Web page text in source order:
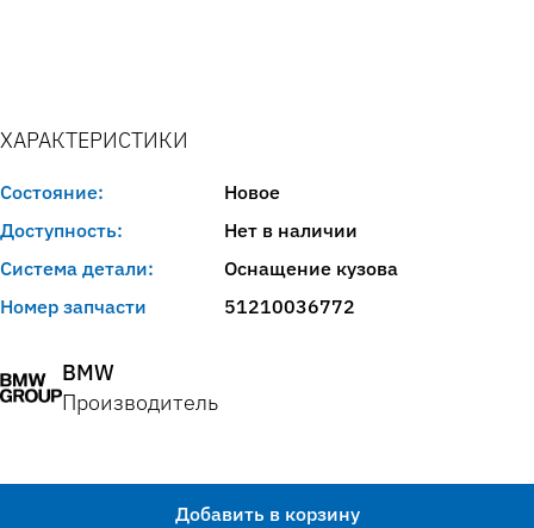
ХАРАКТЕРИСТИКИ
Состояние:
Новое
Доступность:
Нет в наличии
Система детали:
Оснащение кузова
Номер запчасти
51210036772
BMW
Производитель
Добавить в корзину